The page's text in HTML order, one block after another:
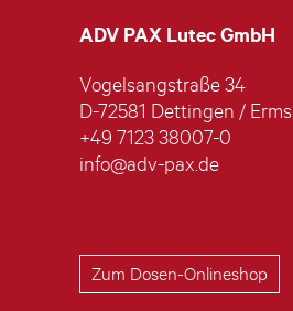
ADV PAX Lutec GmbH
Vogelsangstraße 34
D-72581 Dettingen / Erms
+49 7123 38007-0
info@adv-pax.de
Zum Dosen-Onlineshop